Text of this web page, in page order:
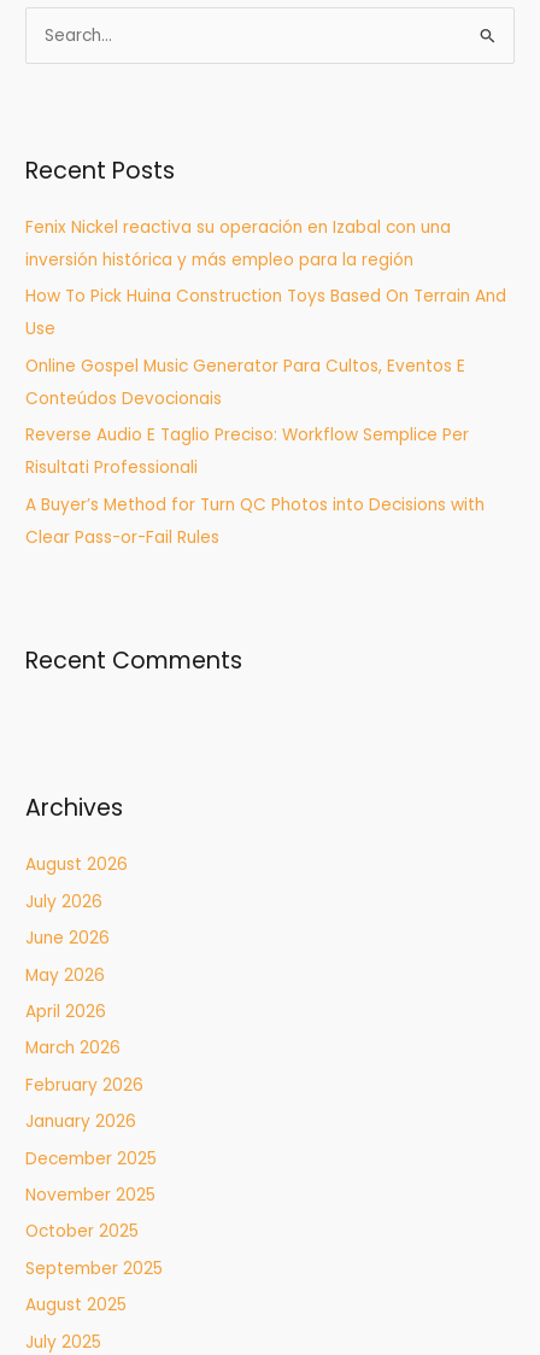
e
c
f
o
r
:
Recent Posts
Fenix Nickel reactiva su operación en Izabal con una
inversión histórica y más empleo para la región
How To Pick Huina Construction Toys Based On Terrain And
Use
Online Gospel Music Generator Para Cultos, Eventos E
Conteúdos Devocionais
Reverse Audio E Taglio Preciso: Workflow Semplice Per
Risultati Professionali
A Buyer’s Method for Turn QC Photos into Decisions with
Clear Pass-or-Fail Rules
Recent Comments
Archives
August 2026
July 2026
June 2026
May 2026
April 2026
March 2026
February 2026
January 2026
December 2025
November 2025
October 2025
September 2025
August 2025
July 2025